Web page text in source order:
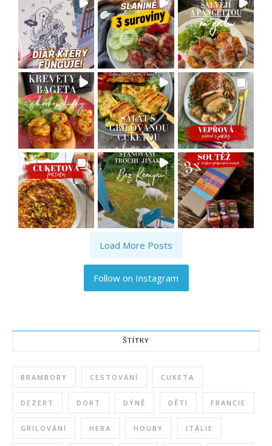
Load More Posts
Follow on Instagram
ŠTÍTKY
BRAMBORY CESTOVÁNÍ CUKETA
DEZERT DORT DÝNĚ DĚTI FRANCIE
GRILOVÁNÍ HERA HOUBY ITÁLIE